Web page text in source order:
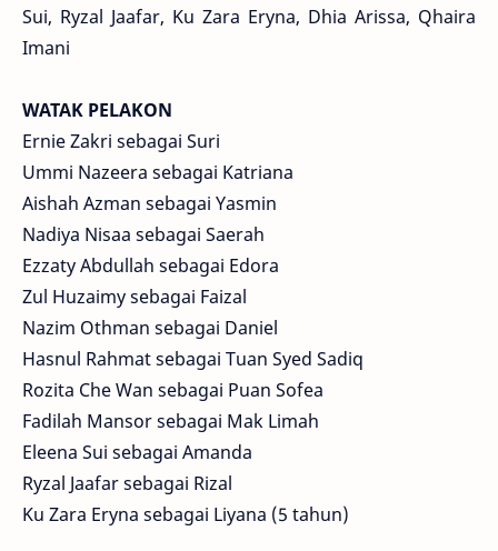
Sui, Ryzal Jaafar, Ku Zara Eryna, Dhia Arissa, Qhaira
Imani
WATAK PELAKON
Ernie Zakri sebagai Suri
Ummi Nazeera sebagai Katriana
Aishah Azman sebagai Yasmin
Nadiya Nisaa sebagai Saerah
Ezzaty Abdullah sebagai Edora
Zul Huzaimy sebagai Faizal
Nazim Othman sebagai Daniel
Hasnul Rahmat sebagai Tuan Syed Sadiq
Rozita Che Wan sebagai Puan Sofea
Fadilah Mansor sebagai Mak Limah
Eleena Sui sebagai Amanda
Ryzal Jaafar sebagai Rizal
Ku Zara Eryna sebagai Liyana (5 tahun)